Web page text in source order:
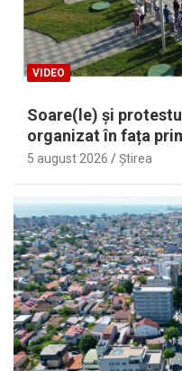
VIDEO
Soare(le) și
organizat în fața
5 august 2026 Ştirea